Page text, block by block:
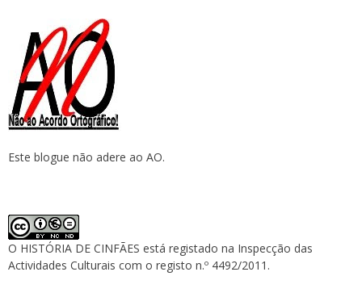
Este blogue não adere ao AO.
O HISTÓRIA DE CINFÃES está registado na Inspecção das
Actividades Culturais com o registo n.º 4492/2011.